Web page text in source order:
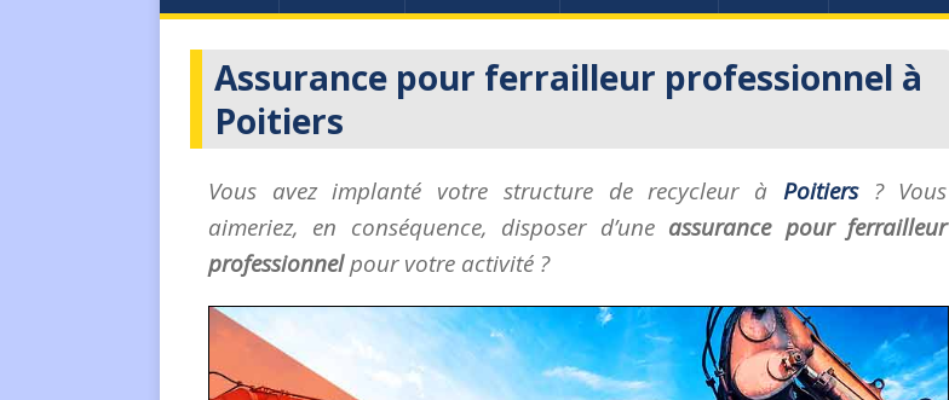
Assurance pour ferrailleur professionnel à
Poitiers
Vous avez implanté votre structure de recycleur à Poitiers? Vous
aimeriez, en conséquence, disposer d’une assurance pour ferrailleur
professionnelpour votre activité ?